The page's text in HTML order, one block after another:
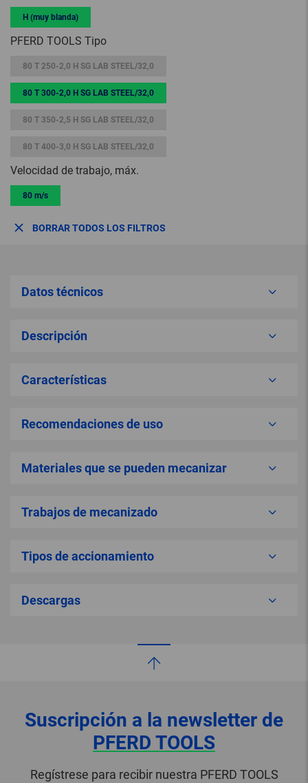
H (muy blanda)
PFERD TOOLS Tipo
80 T 250-2,0 H SG LAB STEEL/32,0
80 T 300-2,0 H SG LAB STEEL/32,0
80 T 350-2,5 H SG LAB STEEL/32,0
80 T 400-3,0 H SG LAB STEEL/32,0
Velocidad de trabajo, máx.
80 m/s
BORRAR TODOS LOS FILTROS
Datos técnicos
Descripción
Características
Recomendaciones de uso
Materiales que se pueden mecanizar
Trabajos de mecanizado
Tipos de accionamiento
Descargas
Suscripción a la newsletter de
PFERD TOOLS
Regístrese para recibir nuestra PFERD TOOLS